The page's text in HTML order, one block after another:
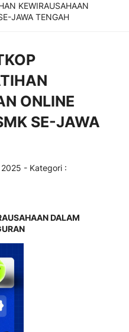
KEWIRAUSAHAAN
JAWA TENGAH
ONLINE
SE-JAWA
- Kategori :
DALAM